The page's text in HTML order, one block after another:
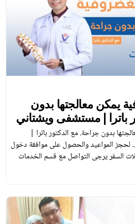
يمكن معالجتها بدون
باترا | مستشفى ويشتاني
بدون جراحة. مع الدكتور باترا |
المواعيد والحصول على موافقة دخول
السفر يرجى التواصل مع قسم الخدمات